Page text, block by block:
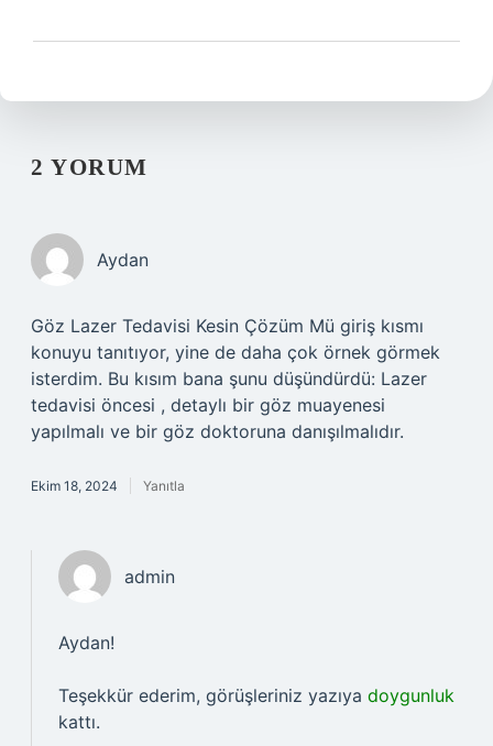
2 YORUM
Aydan
Göz Lazer Tedavisi Kesin Çözüm Mü giriş kısmı
konuyu tanıtıyor, yine de daha çok örnek görmek
isterdim. Bu kısım bana şunu düşündürdü: Lazer
tedavisi öncesi , detaylı bir göz muayenesi
yapılmalı ve bir göz doktoruna danışılmalıdır.
Ekim 18, 2024 Yanıtla
admin
Aydan!
Teşekkür ederim, görüşleriniz yazıya doygunluk
kattı.